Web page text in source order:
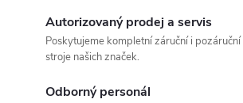
Autorizovaný prodej a servis
Poskytujeme kompletní záruční i
stroje našich značek.
Odborný personál